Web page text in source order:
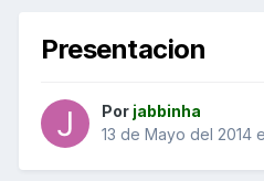
Presentacion
Por jabbinha
13 de Mayo del 2014